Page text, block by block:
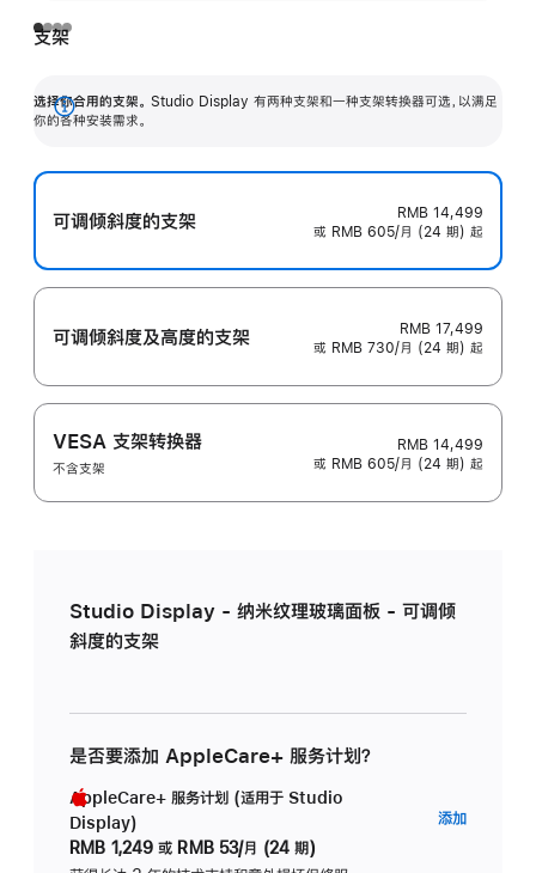
支架
选择你合用的支架。 Studio Display 有两种支架和一种支架转换器可选，以满足
你的各种安装需求。
展
可调倾斜度的支架
RMB 14,499
或 RMB 605/月 (24 期) 起
可调倾斜度及高‍度的支‍架
RMB 17,499
或 RMB 730/月 (24 期) 起
VESA 支架转换器
不含支架
RMB 14,499
或 RMB 605/月 (24 期) 起
Studio Display - 纳米纹理玻璃面板 - 可调倾
斜度的支架
是否要添加 AppleCare+ 服务计划？
AppleCare+ 服务计划 (适用于 Studio
Display)
RMB 1,249 或 RMB 53/月 (24 期)
添加